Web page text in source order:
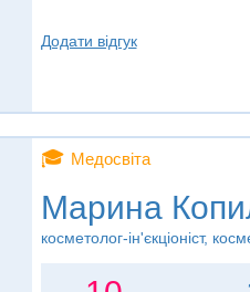
Додати відгук
🎓 Медосвіта
Марина
косметолог-ін'єкціоніст,